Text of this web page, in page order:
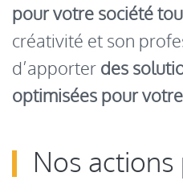
pour votre société
créativité et son
d’apporter des
optimisées pour
Nos